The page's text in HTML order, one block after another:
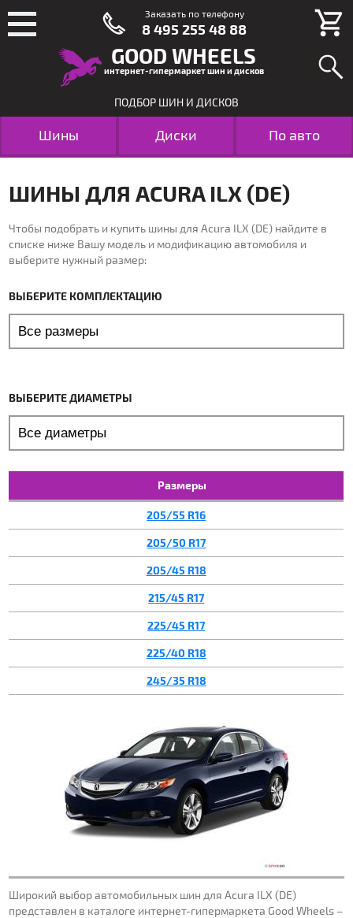
GOOD WHEELS
интернет-гипермаркет шин и дисков
ПОДБОР ШИН И ДИСКОВ
Шины Диски По авто
ШИНЫ ДЛЯ ACURA ILX (DE)
Чтобы подобрать и купить шины для Acura ILX (DE) найдите в
списке ниже Вашу модель и модификацию автомобиля и
выберите нужный размер:
ВЫБЕРИТЕ КОМПЛЕКТАЦИЮ
ВЫБЕРИТЕ ДИАМЕТРЫ
Размеры
205/55 R16
205/50 R17
205/45 R18
215/45 R17
225/45 R17
225/40 R18
245/35 R18
Широкий выбор автомобильных шин для Acura ILX (DE)
представлен в каталоге интернет-гипермаркета Good Wheels –
Заказать по телефону
8 495 255 48 88